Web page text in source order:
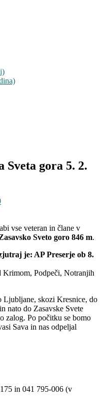
Sveta gora 5. 2.
vse veteran in člane v
Sveto goro 846 m.
je: AP Preserje ob 8.
Podpeči, Notranjih
Ljubljane, skozi Kresnice, do
nato do Zasavske Svete
zalog. Po počitku se bomo
Sava in nas odpeljal
in 041 795-006 (v